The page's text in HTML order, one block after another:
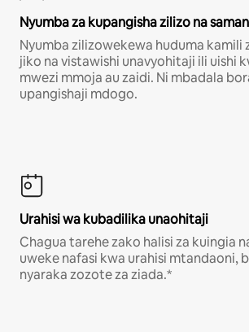
Nyumba za kupangisha zilizo na
Nyumba zilizowekewa huduma kamili
jiko na vistawishi unavyohitaji ili uishi
mwezi mmoja au zaidi. Ni mbadala
upangishaji mdogo.
Urahisi wa kubadilika unaohitaji
Chagua tarehe zako halisi za kuingia
uweke nafasi kwa urahisi mtandaoni,
nyaraka zozote za ziada.*